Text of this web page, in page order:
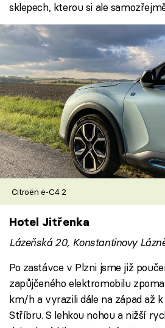
sklepech, kterou si ale
Citroën ë-C4 2
Hotel Jitřenka
Lázeňská 20, Konstantinovy
Po zastávce v Plzni jsme již
zapůjčeného elektromobilu
km/h a vyrazili dále na západ až
Stříbru. S lehkou nohou a nižší